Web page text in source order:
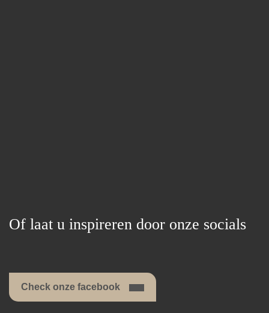
Of laat u inspireren door onze socials
Check onze facebook